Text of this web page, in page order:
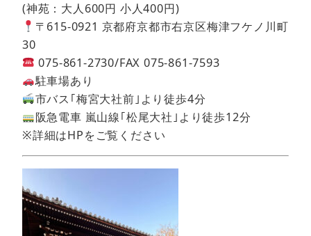
(神苑：大人600円 小人400円)
〒615-0921 京都府京都市右京区梅津フケノ川町
30
075-861-2730/FAX 075-861-7593
駐車場あり
市バス｢梅宮大社前｣より徒歩4分
阪急電車 嵐山線｢松尾大社｣より徒歩12分
※詳細はHPをご覧ください